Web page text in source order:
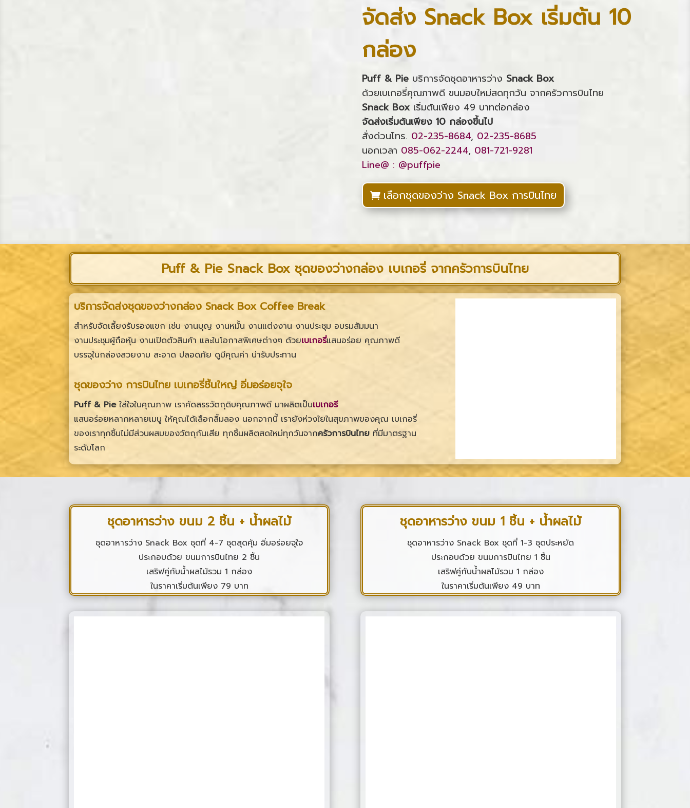
จัดส่ง Snack Box เริ่มต้น 10
กล่อง
Puff & Pieบริการจัดชุดอาหารว่าง Snack Box
ด้วยเบเกอรี่คุณภาพดี ขนมอบใหม่สดทุกวัน จากครัวการบินไทย
Snack Boxเริ่มต้นเพียง 49 บาทต่อกล่อง
จัดส่งเริ่มต้นเพียง 10 กล่องขึ้นไป
สั่งด่วนโทร. 02-235-8684, 02-235-8685
นอกเวลา 085-062-2244, 081-721-9281
Line@ : @puffpie
เลือกชุดของว่าง Snack Box การบินไทย
Puff & Pie Snack Box ชุดของว่างกล่อง เบเกอรี่ จากครัวการบินไทย
บริการจัดส่งชุดของว่างกล่อง Snack Box Coffee Break
สำหรับจัดเลี้ยงรับรองแขก เช่น งานบุญ งานหมั้น งานแต่งงาน งานประชุม อบรมสัมมนา
งานประชุมผู้ถือหุ้น งานเปิดตัวสินค้า และในโอกาสพิเศษต่างๆ ด้วยเบเกอรี่แสนอร่อย คุณภาพดี
บรรจุในกล่องสวยงาม สะอาด ปลอดภัย ดูมีคุณค่า น่ารับประทาน
ชุดของว่าง การบินไทย เบเกอรี่ชิ้นใหญ่ อิ่มอร่อยจุใจ
Puff & Pieใส่ใจในคุณภาพ เราคัดสรรวัตถุดิบคุณภาพดี มาผลิตเป็นเบเกอรี
แสนอร่อยหลากหลายเมนู ให้คุณได้เลือกลิ้มลอง นอกจากนี้ เรายังห่วงใยในสุขภาพของคุณ เบเกอรี่
ของเราทุกชิ้นไม่มีส่วนผสมของวัตถุกันเสีย ทุกชิ้นผลิตสดใหม่ทุกวันจากครัวการบินไทย ที่มีมาตรฐาน
ระดับโลก
ชุดอาหารว่าง ขนม 2 ชิ้น + น้ำผลไม้
ชุดอาหารว่าง Snack Box ชุดที่ 4-7 ชุดสุดคุ้ม อิ่มอร่อยจุใจ
ประกอบด้วย ขนมการบินไทย 2 ชิ้น
เสริฟคู่กับน้ำผลไม้รวม 1 กล่อง
ในราคาเริ่มต้นเพียง 79 บาท
ชุดอาหารว่าง ขนม 1 ชิ้น + น้ำผลไม้
ชุดอาหารว่าง Snack Box ชุดที่ 1-3 ชุดประหยัด
ประกอบด้วย ขนมการบินไทย 1 ชิ้น
เสริฟคู่กับน้ำผลไม้รวม 1 กล่อง
ในราคาเริ่มต้นเพียง 49 บาท